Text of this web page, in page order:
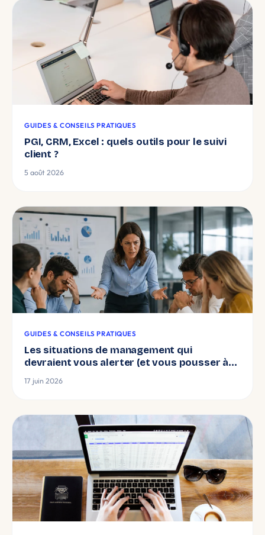
GUIDES & CONSEILS PRATIQUES
PGI, CRM, Excel : quels outils pour le suivi
client ?
5 août 2026
GUIDES & CONSEILS PRATIQUES
Les situations de management qui
devraient vous alerter (et vous pousser à
17 juin 2026